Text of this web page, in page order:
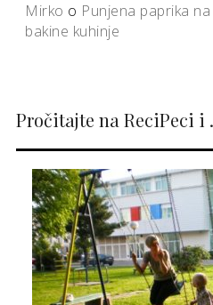
Mirko o Punjena paprika
bakine kuhinje
Pročitajte na ReciPeci i